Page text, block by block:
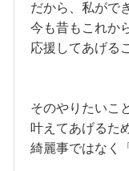
だから、私がで
今も昔もこれか
応援してあげる
そのやりたいこ
叶えてあげるた
綺麗事ではなく